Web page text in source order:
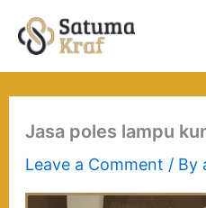
Jasa poles lampu
Leave a Comment / By